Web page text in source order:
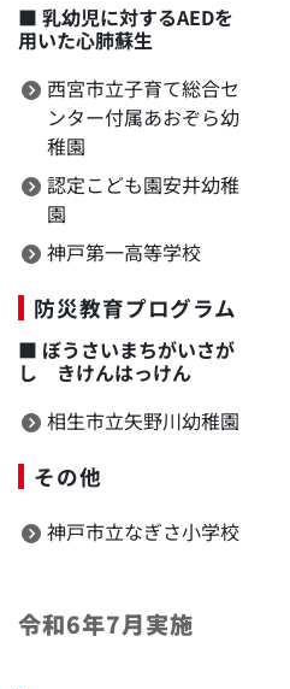
■ 乳幼児に対するAEDを
用いた心肺蘇生
西宮市立子育て総合セ
ンター付属あおぞら幼
稚園
認定こども園安井幼稚
園
神戸第一高等学校
防災教育プログラム
■ ぼうさいまちがいさが
し きけんはっけん
相生市立矢野川幼稚園
その他
神戸市立なぎさ小学校
令和6年7月実施